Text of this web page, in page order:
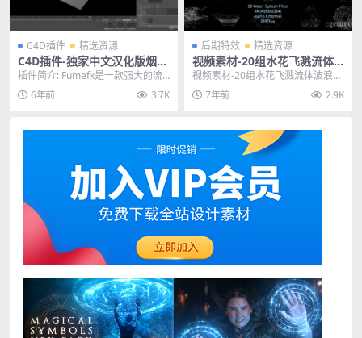
C4D插件 精选资源
C4D插件-独家中文汉化版烟雾
火焰爆炸特效模拟插件 SitniS
ati FumeFX 5.0
插件简介: Fumefx是一款强大的流
体动力学模拟插件，其强大的流体
动力学引擎可...
6年前 3.7K
后期特效 精选资源
视频素材-20组水花飞溅流体
波浪瀑布喷洒视频动画素材 含
透明通道
视频素材-20组水花飞溅流体波浪瀑
布喷洒视频动画素材 含透明通道 支
持的软件有：...
7年前 2.9K